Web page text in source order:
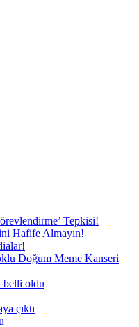
Tepkisi!
Hafife Almayın!
Doğum Meme Kanseri
belli oldu
çıktı